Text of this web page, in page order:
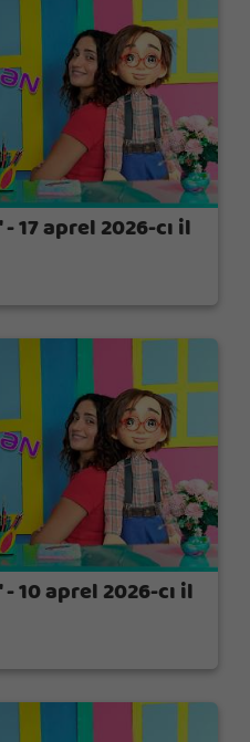
17 aprel 2026-cı il
10 aprel 2026-cı il